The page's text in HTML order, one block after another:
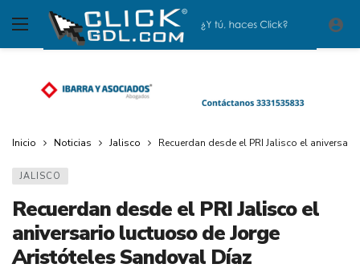
Inicio Noticias Jalisco Recuerdan desde el PRI Jalisco el
JALISCO
Recuerdan desde el PRI Jalisco el
aniversario luctuoso de Jorge
Aristóteles Sandoval Díaz